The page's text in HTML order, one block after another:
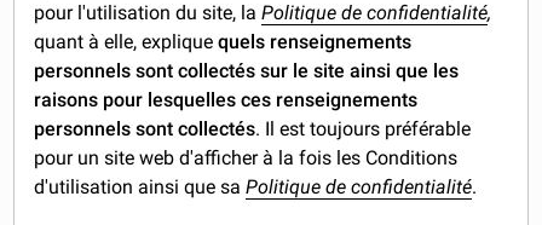
pour l'utilisation du site, laPolitique de confidentialité,
quant à elle, expliquequels renseignements
personnels sont collectés sur le site ainsi que les
raisons pour lesquelles ces renseignements
personnels sont collectés. Il est toujours préférable
pour un site web d'afficher à la fois les Conditions
d'utilisation ainsi que saPolitique de confidentialité.